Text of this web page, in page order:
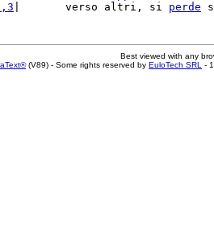
|       verso altri, si perde
Best viewed with any
(V89) - Some rights reserved by EuloTech SRL -